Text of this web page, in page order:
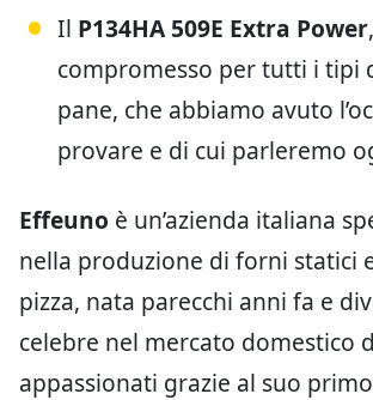
Il P134HA 509E Extra Power
compromesso per tutti i tipi
pane, che abbiamo avuto
provare e di cui parleremo
Effeuno è un’azienda italiana
nella produzione di forni statici
pizza, nata parecchi anni fa e
celebre nel mercato domestico
appassionati grazie al suo